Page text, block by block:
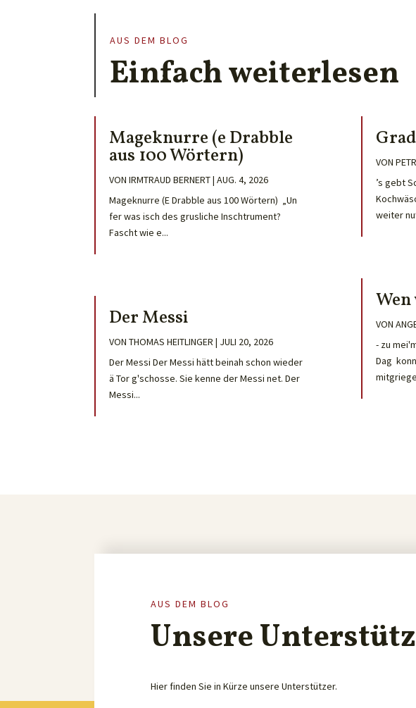
AUS DEM BLOG
Einfach weiterlesen
Mageknurre (e Drabble
aus 100 Wörtern)
VONIRMTRAUD BERNERT|AUG. 4, 2026
Mageknurre (E Drabble aus 100 Wörtern) „Un
fer was isch des grusliche Inschtrument?
Fascht wie e...
Der Messi
VONTHOMAS HEITLINGER | JULI 20, 2026
Der Messi Der Messi hätt beinah schon wieder
ä Tor g'schosse. Sie kenne der Messi net. Der
Messi...
VON
’s gebt
weiter
Wen
VON
- zu
Dag
AUS DEM BLOG
Unsere
Hier finden Sie in Kürze unsere Unterstützer.